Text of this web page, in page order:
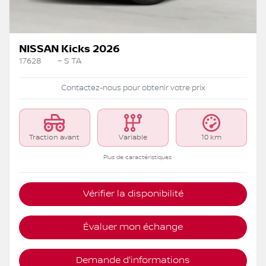
NISSAN Kicks 2026
17628 – S TA
Contactez-nous pour obtenir votre prix
Traction avant Variable 10 km
Plus de caractéristiques
Vérifier la disponibilité
Évaluer mon échange
Demande d'informations